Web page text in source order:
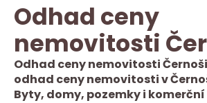
Odhad ceny
nemovitosti
Odhad ceny nemovitosti
odhad ceny nemovitosti v
Byty, domy, pozemky i